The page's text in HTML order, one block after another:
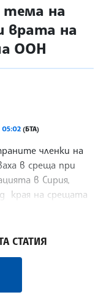
на
врата на
ООН
05:02 (БТА)
членки на
в среща при
в Сирия,
края на срещата
СТАТИЯ